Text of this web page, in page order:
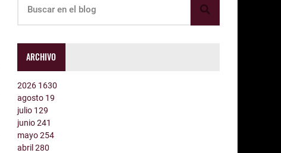
ARCHIVO
2026 1630
agosto 19
julio 129
junio241
mayo254
abril280